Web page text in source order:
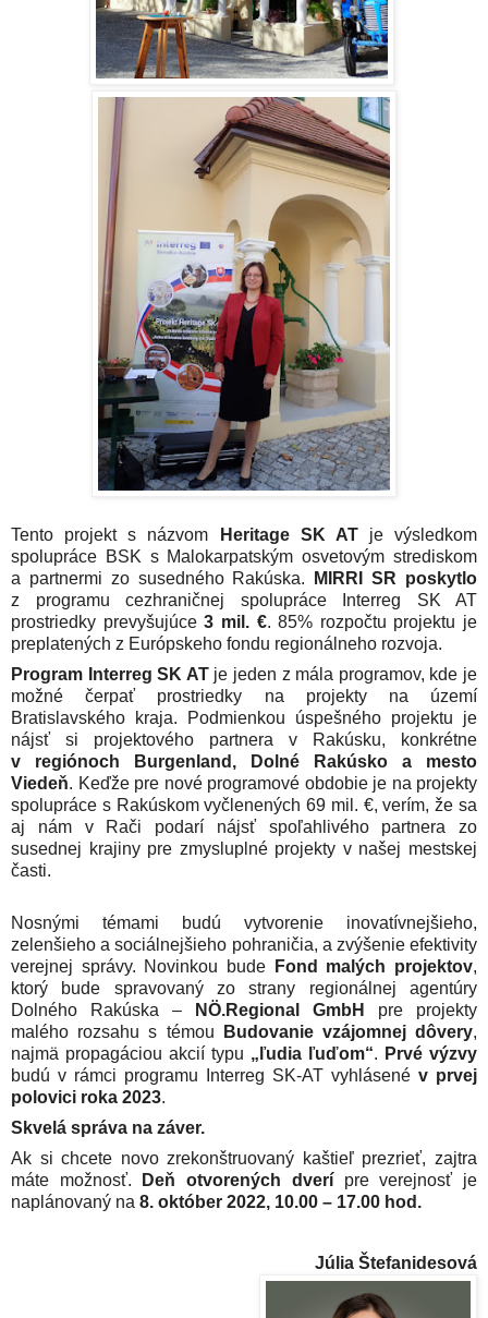
Tento projekt s názvom Heritage SK ATje výsledkom
spolupráce BSK s Malokarpatským osvetovým strediskom
a partnermi zo susedného Rakúska.
MIRRI SR poskytlo
z programu cezhraničnej spolupráce Interreg SK AT
prostriedky prevyšujúce3 mil. €. 85% rozpočtu projektu je
preplatených z Európskeho fondu regionálneho rozvoja.
Program Interreg SK ATje jeden z mála programov, kde je
možné čerpať prostriedky na projekty na území
Bratislavského kraja. Podmienkou úspešného projektu je
nájsť si projektového partnera v Rakúsku, konkrétne
v regiónoch Burgenland, Dolné Rakúsko a mesto
Viedeň. Keďže pre nové programové obdobie je na projekty
spolupráce s Rakúskom vyčlenených 69 mil. €, verím, že sa
aj nám v Rači podarí nájsť spoľahlivého partnera zo
susednej krajiny pre zmysluplné projekty v našej mestskej
časti.
Nosnými témami budú vytvorenie inovatívnejšieho,
zelenšieho a sociálnejšieho pohraničia, a zvýšenie efektivity
verejnej správy. Novinkou bude
Fond malých projektov,
ktorý bude spravovaný zo strany regionálnej agentúry
Dolného Rakúska –
NÖ.Regional GmbH
pre projekty
malého rozsahu s témou
Budovanie vzájomnej dôvery,
najmä propagáciou akcií typu „ľudia ľuďom“. Prvé výzvy
budú v rámci programu Interreg SK-AT vyhlásené v prvej
polovici roka 2023.
Skvelá správa na záver.
Ak si chcete novo zrekonštruovaný kaštieľ prezrieť, zajtra
máte možnosť.
Deň otvorených dverípre verejnosť je
naplánovaný na 8. október 2022, 10.00 – 17.00 hod.
Júlia Štefanidesová